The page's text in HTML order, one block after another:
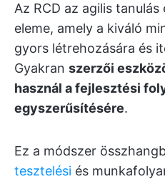
Az RCD az agilis
eleme, amely a kiváló
gyors létrehozására és
Gyakran szerzői
használ a fejlesztési
egyszerűsítésére.
Ez a módszer
tesztelési és